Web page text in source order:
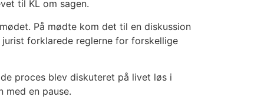
til KL om sagen.
På mødte kom det til en diskussion
forklarede reglerne for forskellige
proces blev diskuteret på livet løs i
med en pause.